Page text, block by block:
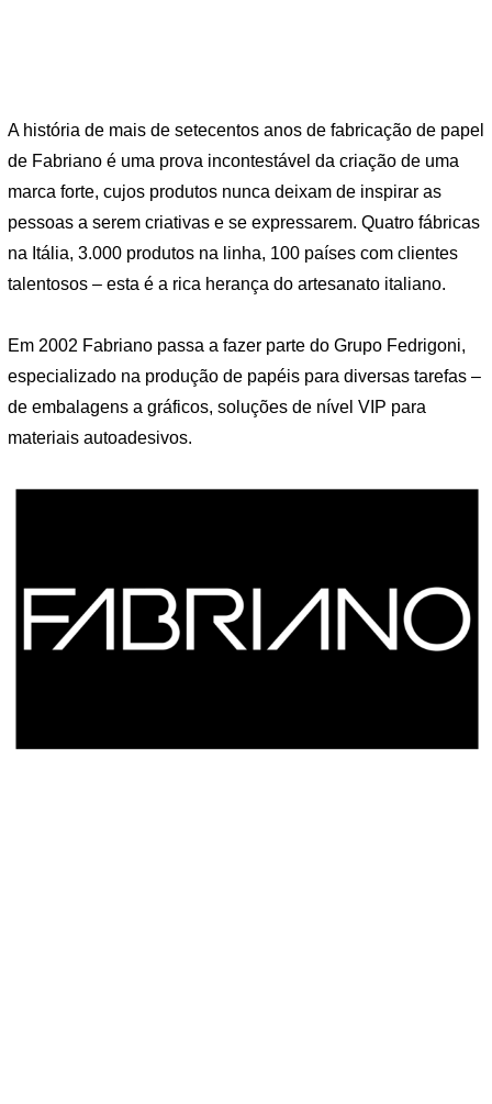
A história de mais de setecentos anos de fabricação de papel
de Fabriano é uma prova incontestável da criação de uma
marca forte, cujos produtos nunca deixam de inspirar as
pessoas a serem criativas e se expressarem. Quatro fábricas
na Itália, 3.000 produtos na linha, 100 países com clientes
talentosos – esta é a rica herança do artesanato italiano.
Em 2002 Fabriano passa a fazer parte do Grupo Fedrigoni,
especializado na produção de papéis para diversas tarefas –
de embalagens a gráficos, soluções de nível VIP para
materiais autoadesivos.